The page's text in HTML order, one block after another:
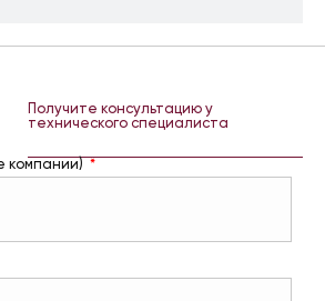
Получите консультацию у
технического специалиста
компании)